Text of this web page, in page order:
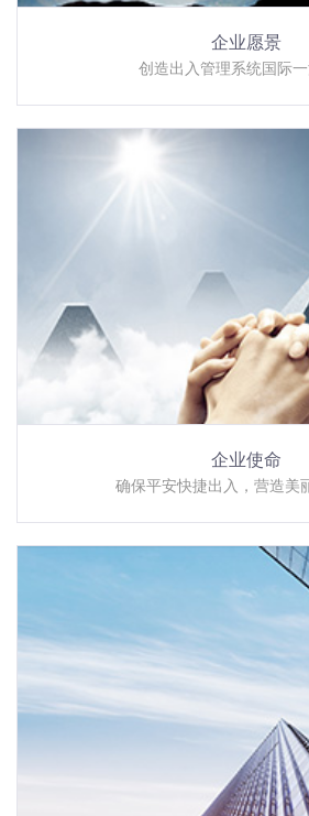
企业愿景
创造出入管理系统国际
企业使命
确保平安快捷出入，营造美